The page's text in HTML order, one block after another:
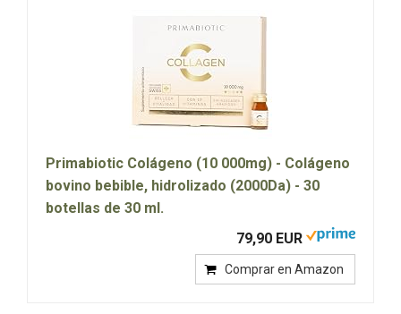
Primabiotic Colágeno (10 000mg) - Colágeno
bovino bebible, hidrolizado (2000Da) - 30
botellas de 30 ml.
79,90 EUR
Comprar en Amazon